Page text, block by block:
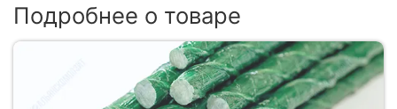
Подробнее о товаре